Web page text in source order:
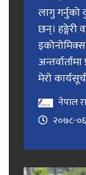
लागु
छन्। हङ्गेरी
मेरो
नेपाल
२०७८-